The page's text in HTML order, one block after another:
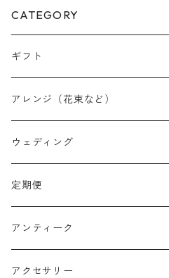
CATEGORY
ギフト
アレンジ（花束など）
スワッグ
リース
クリスマスリース
フラワーボックス
ミニフレーム
ウェディング
定期便
アンティーク
花器
アクセサリー